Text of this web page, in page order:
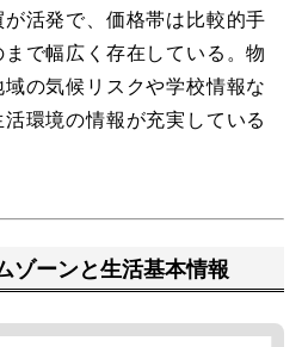
活発で、価格帯は比較的手
で幅広く存在している。物
の気候リスクや学校情報な
環境の情報が充実している
ゾーンと生活基本情報